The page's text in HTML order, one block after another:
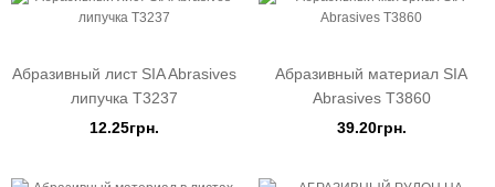
Абразивный лист SIA Abrasives
липучка Т3237
12.25грн.
Абразивный материал SIA
Abrasives Т3860
39.20грн.